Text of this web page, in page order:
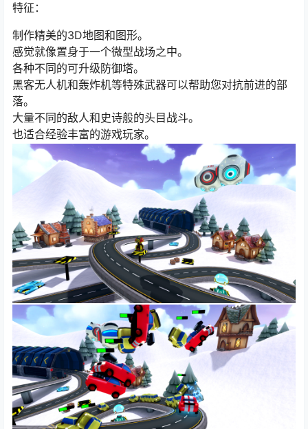
特征：
制作精美的3D地图和图形。
感觉就像置身于一个微型战场之中。
各种不同的可升级防御塔。
黑客无人机和轰炸机等特殊武器可以帮助您对抗前进的部
落。
大量不同的敌人和史诗般的头目战斗。
也适合经验丰富的游戏玩家。